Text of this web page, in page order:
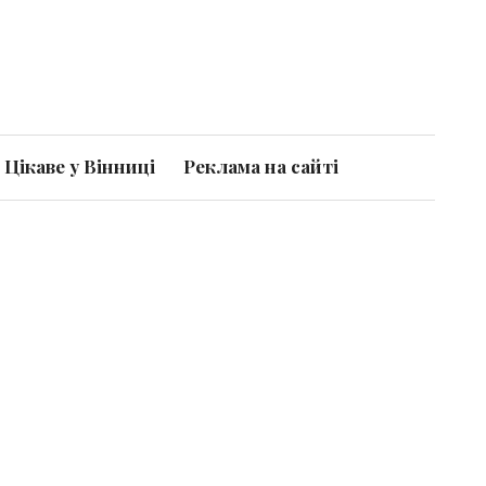
Цікаве у Вінниці Реклама на сайті